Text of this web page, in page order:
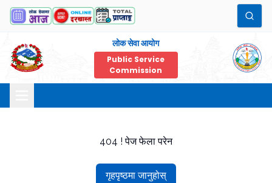
लोक सेवा आयोग
Public Service
Commission
404 ! पेज फेला परेन
गृहपृष्ठमा जानुहोस्